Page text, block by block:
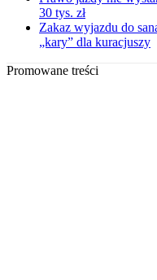
30 tys. zł
Zakaz wyjazdu do
„kary” dla kuracjuszy
Promowane treści